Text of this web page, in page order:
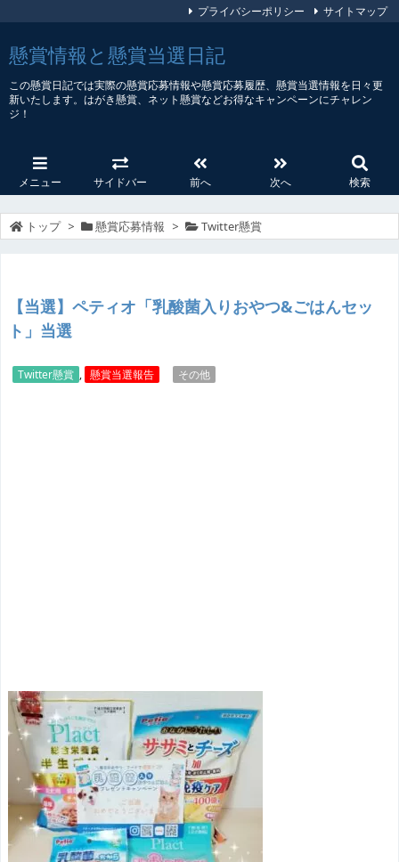
懸賞情報と懸賞当選日記
この懸賞日記では実際の懸賞応募情報や懸賞応募履歴、懸賞当選情報を日々更
新いたします。はがき懸賞、ネット懸賞などお得なキャンペーンにチャレン
ジ！
メニュー サイドバー 前へ 次へ 検索
プライバシーポリシー サイトマップ
トップ > 懸賞応募情報 > Twitter懸賞
【当選】ペティオ「乳酸菌入りおやつ&ごはんセッ
ト」当選
Twitter懸賞 , 懸賞当選報告 その他